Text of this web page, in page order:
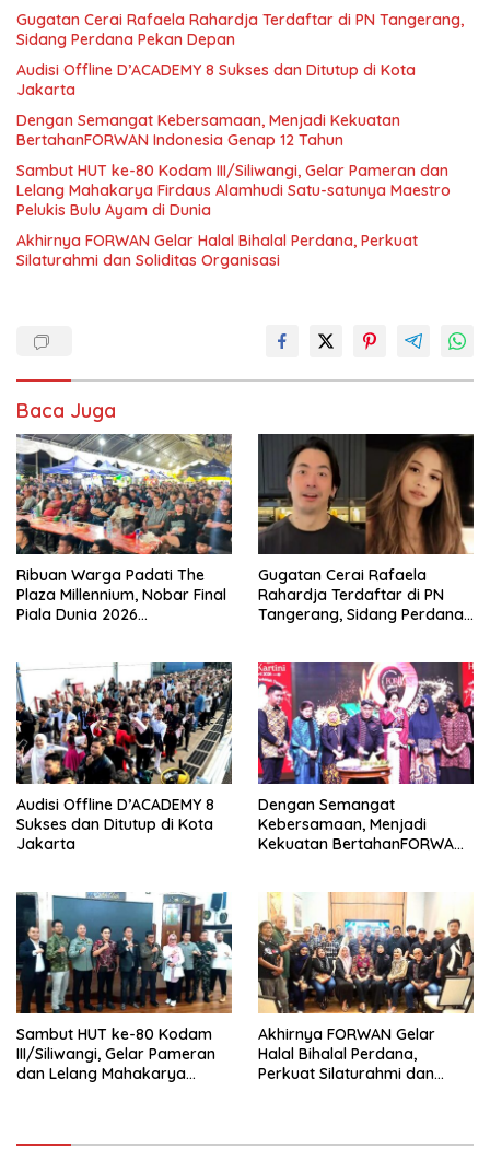
Gugatan Cerai Rafaela Rahardja Terdaftar di PN Tangerang,
Sidang Perdana Pekan Depan
Audisi Offline D’ACADEMY 8 Sukses dan Ditutup di Kota
Jakarta
Dengan Semangat Kebersamaan, Menjadi Kekuatan
BertahanFORWAN Indonesia Genap 12 Tahun
Sambut HUT ke-80 Kodam III/Siliwangi, Gelar Pameran dan
Lelang Mahakarya Firdaus Alamhudi Satu-satunya Maestro
Pelukis Bulu Ayam di Dunia
Akhirnya FORWAN Gelar Halal Bihalal Perdana, Perkuat
Silaturahmi dan Soliditas Organisasi
Baca Juga
Ribuan Warga Padati The
Plaza Millennium, Nobar Final
Piala Dunia 2026
Gugatan Cerai Rafaela
Rahardja Terdaftar di PN
Tangerang, Sidang Perdana
Audisi Offline D’ACADEMY 8
Sukses dan Ditutup di Kota
Jakarta
Dengan Semangat
Kebersamaan, Menjadi
Kekuatan BertahanFORWAN
Sambut HUT ke-80 Kodam
III/Siliwangi, Gelar Pameran
dan Lelang Mahakarya
Akhirnya FORWAN Gelar
Halal Bihalal Perdana,
Perkuat Silaturahmi dan